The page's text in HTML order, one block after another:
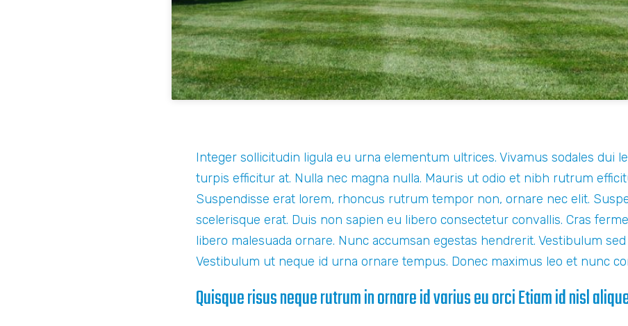
Integer sollicitudin ligula eu urna elementum ultrices. Vivamus sodales dui
turpis efficitur at. Nulla nec magna nulla. Mauris ut odio et nibh rutrum
Suspendisse erat lorem, rhoncus rutrum tempor non, ornare nec elit.
scelerisque erat. Duis non sapien eu libero consectetur convallis. Cras
libero malesuada ornare. Nunc accumsan egestas hendrerit. Vestibulum
Vestibulum ut neque id urna ornare tempus. Donec maximus leo et nunc
Quisque risus neque rutrum in ornare id varius eu orci Etiam id nisl